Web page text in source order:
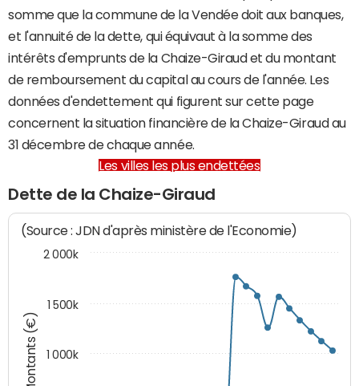
somme que la commune de la Vendée doit aux banques,
et l'annuité de la dette, qui équivaut à la somme des
intérêts d'emprunts de la Chaize-Giraud et du montant
de remboursement du capital au cours de l'année. Les
données d'endettement qui figurent sur cette page
concernent la situation financière de la Chaize-Giraud au
31 décembre de chaque année.
Les villes les plus endettées
Dette de la Chaize-Giraud
Montants (€)
(Source : JDN d'après ministère de l'Economie)
1 000k
1 500k
2 000k